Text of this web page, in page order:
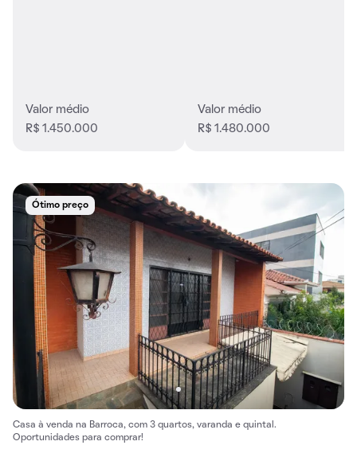
Valor médio
R$ 1.450.000
Valor médio
R$ 1.480.000
Ótimo preço
Casa à venda na Barroca, com 3 quartos, varanda e quintal.
Oportunidades para comprar!